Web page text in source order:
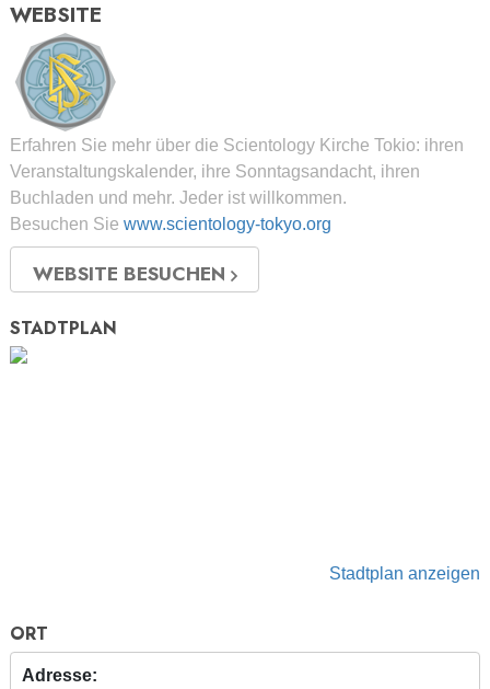
WEBSITE
Erfahren Sie mehr über die Scientology Kirche Tokio: ihren
Veranstaltungskalender, ihre Sonntagsandacht, ihren
Buchladen und mehr. Jeder ist willkommen.
Besuchen Sie www.scientology-tokyo.org
WEBSITE BESUCHEN
STADTPLAN
Stadtplan anzeigen
ORT
Adresse: